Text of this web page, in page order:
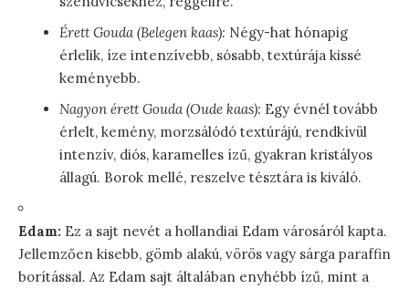
Érett Gouda (Belegen kaas): Négy-hat hónapig
érlelik, íze intenzívebb, sósabb, textúrája kissé
keményebb.
Nagyon érett Gouda (Oude kaas): Egy évnél tovább
érlelt, kemény, morzsálódó textúrájú, rendkívül
intenzív, diós, karamelles ízű, gyakran kristályos
állagú. Borok mellé, reszelve tésztára is kiváló.
Edam: Ez a sajt nevét a hollandiai Edam városáról kapta.
Jellemzően kisebb, gömb alakú, vörös vagy sárga paraffin
borítással. Az Edam sajt általában enyhébb ízű, mint a